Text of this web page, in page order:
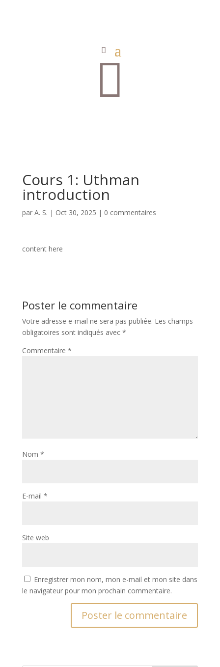

Cours 1: Uthman
introduction
par A. S. | Oct 30, 2025 | 0 commentaires
content here
Poster le commentaire
Votre adresse e-mail ne sera pas publiée. Les champs
obligatoires sont indiqués avec *
Commentaire *
Nom *
E-mail *
Site web
Enregistrer mon nom, mon e-mail et mon site dans
le navigateur pour mon prochain commentaire.